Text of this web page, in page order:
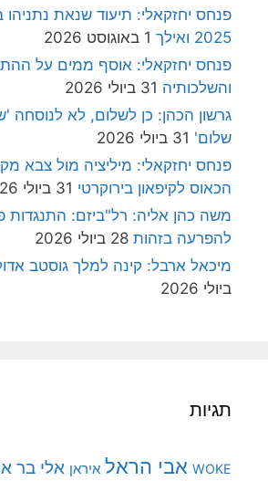
פנחס יחזקאלי: תיעוד שנאת נתניהו
2025 ואילך
1 באוגוסט 2026
פנחס יחזקאלי: אוסף ממים על
והשלכותיה 31 ביולי 2026
גרשון הכהן: כן לשלום, לא לנוסחה
שלום' 31 ביולי 2026
פנחס יחזקאלי: מיליציה מול צבא
הכאוס לקיפאון בירוקרטי 31 ביולי 2026
משה כהן אליה: רל"ביזם: התנגדות
להפרעה בזהות 28 ביולי 2026
מיכאל ארבל: קינה למלך גוסטב
ביולי 2026
תגיות
WOKE אבי הראל איראן אלי בר